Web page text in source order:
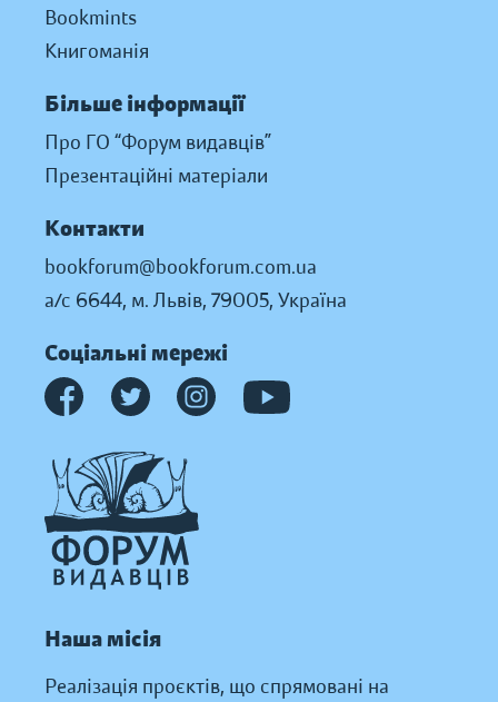
Bookmints
Книгоманія
Більше інформації
Про ГО “Форум видавців”
Презентаційні матеріали
Контакти
bookforum@bookforum.com.ua
а/с 6644, м. Львів, 79005, Україна
Соціальні мережі
Наша місія
Реалізація проєктів, що спрямовані на